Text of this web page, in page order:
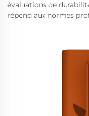
évaluations de
répond aux normes